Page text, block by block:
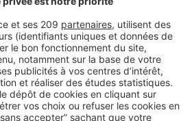
mesure de
propriétaires-bailleurs